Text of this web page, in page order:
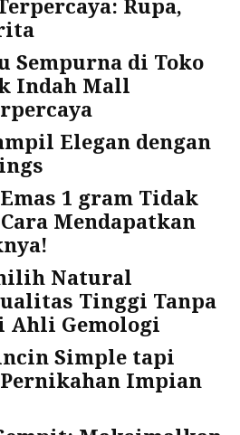
Rupa,
Sempurna di Toko
Indah Mall
Elegan dengan
1 gram Tidak
Mendapatkan
Natural
Tinggi Tanpa
Ahli Gemologi
Simple tapi
Impian